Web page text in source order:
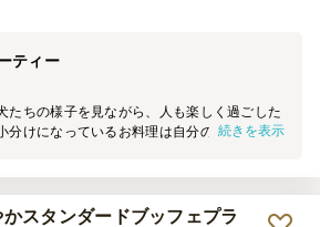
ティー
たちの様子を見ながら、人も楽しく過ごした
分けになっているお料理は自分のペースで食
続きを表示
スタンダードブッフェプラ